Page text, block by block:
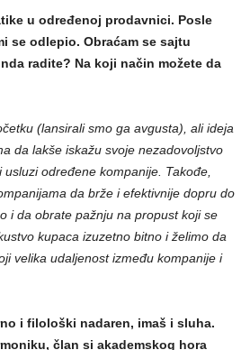
u određenoj prodavnici. Posle
se odlepio. Obraćam se sajtu
radite? Na koji način možete da
(lansirali smo ga avgusta), ali ideja
da lakše iskažu svoje nezadovoljstvo
određene kompanije. Takođe,
da brže i efektivnije dopru do
i da obrate pažnju na propust koji se
kupaca izuzetno bitno i želimo da
velika udaljenost između kompanije i
i filološki nadaren, imaš i sluha.
član si akademskog hora